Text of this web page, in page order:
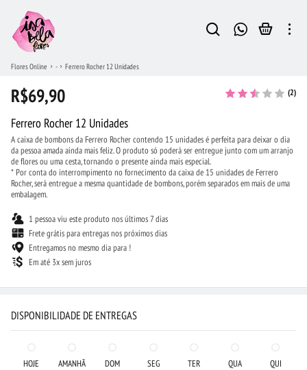
Flores Online - Ferrero Rocher 12 Unidades
R$69,90 (2)
Ferrero Rocher 12 Unidades
A caixa de bombons da Ferrero Rocher contendo 15 unidades é perfeita para deixar o dia
da pessoa amada ainda mais feliz. O produto só poderá ser entregue junto com um arranjo
de flores ou uma cesta, tornando o presente ainda mais especial.
* Por conta do interrompimento no fornecimento da caixa de 15 unidades de Ferrero
Rocher, será entregue a mesma quantidade de bombons, porém separados em mais de uma
embalagem.
1 pessoa viu este produto nos últimos 7 dias
Frete grátis para entregas nos próximos dias
Entregamos no mesmo dia para !
Em até 3x sem juros
DISPONIBILIDADE DE ENTREGAS
HOJE AMANHÃ DOM SEG TER QUA QUI